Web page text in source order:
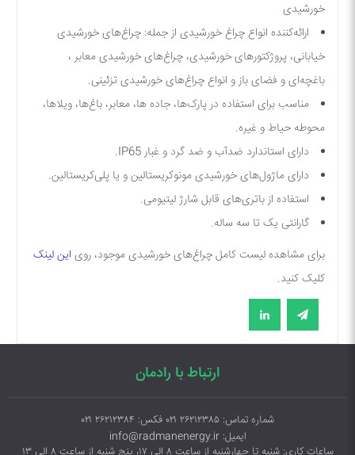
خورشیدی
ارائه‌کننده انواع چراغ خورشیدی از جمله: چراغ‌های خورشیدی
خیابانی، پروژکتورهای خورشیدی، چراغ‌های خورشیدی معابر ،
باغچه‌ای و فضای باز و انواع چراغ‌های خورشیدی تزئینی.
مناسب برای استفاده در پارک‌ها، جاده ها، معابر، باغ‌ها، ویلاها،
محوطه حیاط و غیره.
دارای استاندارد ضدآب و ضد گرد و غبار IP65.
دارای ماژول‌های خورشیدی مونوکریستالین و یا پلی‌کریستالین.
استفاده از باتری‌های قابل شارژ لیتیومی.
گارانتی یک تا سه ساله.
برای مشاهده لیست کامل چراغ‌های خورشیدی موجود، روی این لینک
کلیک کنید.
ارتباط با رادمان
شماره تماس: ۲۶۲۱۲۳۸۵ ۰۲۱ فکس: ۲۶۲۱۲۳۸۴ ۰۲۱
ایمیل: info@radmanenergy.ir